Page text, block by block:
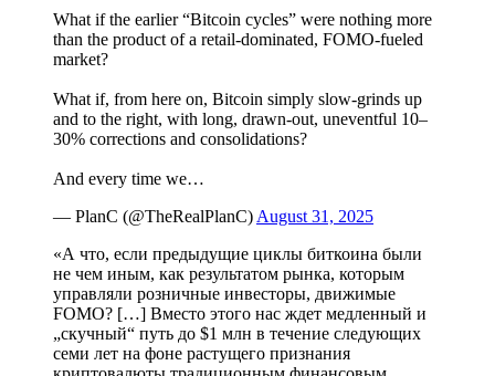
What if the earlier “Bitcoin cycles” were nothing more
than the product of a retail-dominated, FOMO-fueled
market?
What if, from here on, Bitcoin simply slow-grinds up
and to the right, with long, drawn-out, uneventful 10–
30% corrections and consolidations?
And every time we…
— PlanC (@TheRealPlanC) August 31, 2025
«А что, если предыдущие циклы биткоина были
не чем иным, как результатом рынка, которым
управляли розничные инвесторы, движимые
FOMO? […] Вместо этого нас ждет медленный и
„скучный“ путь до $1 млн в течение следующих
семи лет на фоне растущего признания